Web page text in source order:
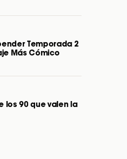
Temporada 2
Más Cómico
los 90 que valen la